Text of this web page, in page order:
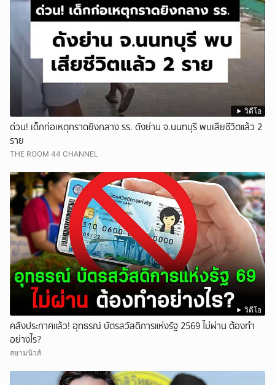
วิดีโอ
ด่วน! เด็กก่อเหตุกราดยิงกลาง รร. ดังย่าน จ.นนทบุรี พบเสียชีวิตแล้ว 2
ราย
THE ROOM 44 CHANNEL
วิดีโอ
คลังประกาศแล้ว! อุทธรณ์ บัตรสวัสดิการแห่งรัฐ 2569 ไม่ผ่าน ต้องทำ
อย่างไร?
สยามนิวส์